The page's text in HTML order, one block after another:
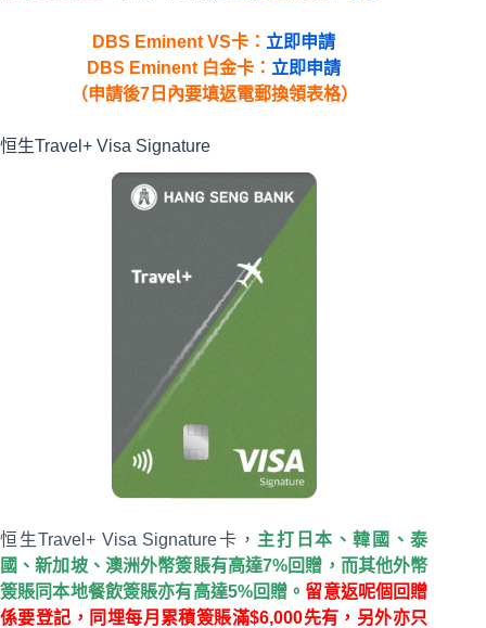
DBS Eminent VS卡： 立即申請
DBS Eminent 白金卡： 立即申請
（申請後7日內要填返電郵換領表格）
恒生Travel+ Visa Signature
恒生Travel+ Visa Signature卡， 主打日本、韓國、泰
國、新加坡、澳洲外幣簽賬有高達7%回贈，而其他外幣
簽賬同本地餐飲簽賬亦有高達5%回贈。 留意返呢個回贈
係要登記，同埋每月累積簽賬滿$6,000先有，另外亦只